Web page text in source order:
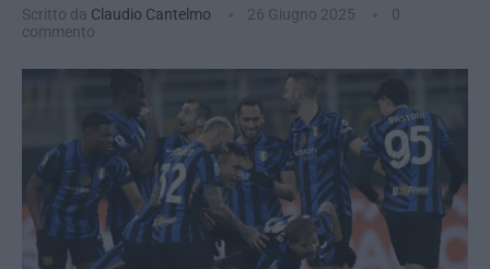
Scritto da Claudio Cantelmo 26 Giugno 2025
0
commento